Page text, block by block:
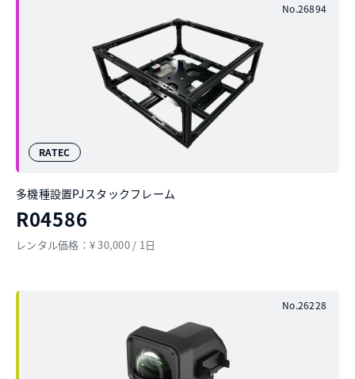
No.26894
RATEC
多機種設置PJスタックフレーム
R04586
レンタル価格：¥ 30,000 / 1日
No.26228